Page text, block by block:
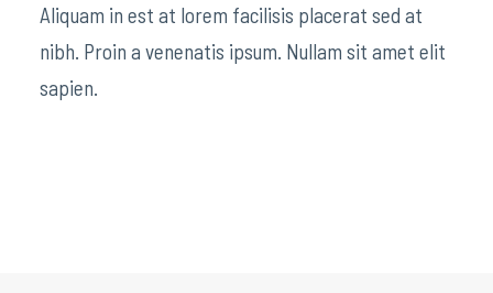
Aliquam in est at lorem facilisis placerat sed at
nibh. Proin a venenatis ipsum. Nullam sit amet elit
sapien.